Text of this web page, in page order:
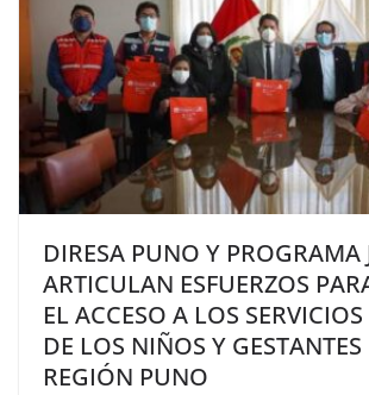
DIRESA PUNO Y PROGRAMA
ARTICULAN ESFUERZOS
EL ACCESO A LOS
DE LOS NIÑOS Y
REGIÓN PUNO